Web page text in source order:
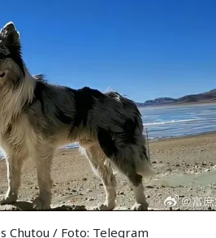
Chutou / Foto: Telegram